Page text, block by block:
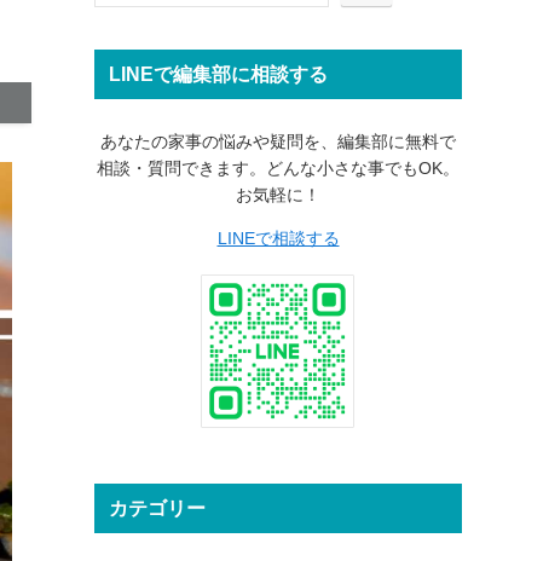
LINEで編集部に相談する
あなたの家事の悩みや疑問を、編集部に無料で
相談・質問できます。どんな小さな事でもOK。
お気軽に！
LINEで相談する
カテゴリー